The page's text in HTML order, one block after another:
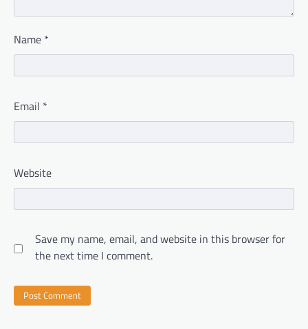
Name *
Email *
Website
Save my name, email, and website in this browser for
the next time I comment.